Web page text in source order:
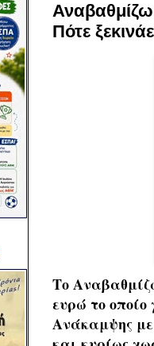
Πότε
Το
ευρώ το
Ανάκαμψης με